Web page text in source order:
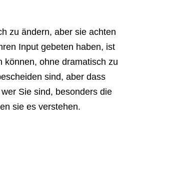
zu ändern, aber sie achten
Input gebeten haben, ist
können, ohne dramatisch zu
sind, aber dass
Sie sind, besonders die
sie es verstehen.